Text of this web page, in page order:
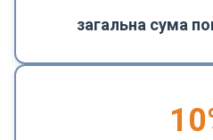
загальна сума